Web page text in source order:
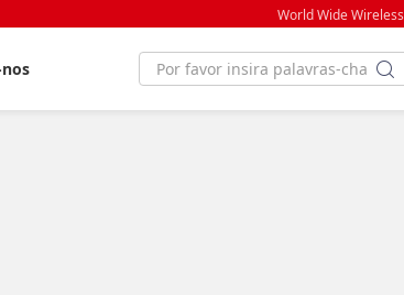
World Wide Wireless